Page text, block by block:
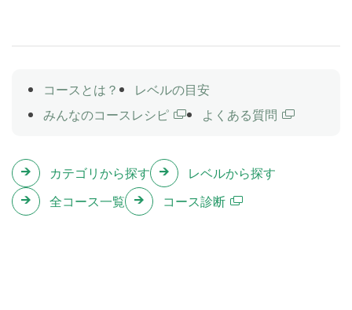
コースとは？
レベルの目安
みんなのコースレシピ
よくある質問
カテゴリから探す
レベルから探す
全コース一覧
コース診断